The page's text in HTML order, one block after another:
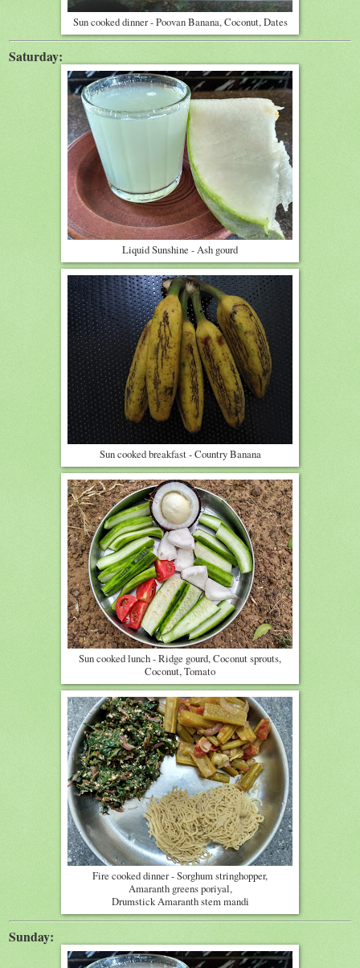
Sun cooked dinner - Poovan Banana, Coconut, Dates
Saturday:
Liquid Sunshine - Ash gourd
Sun cooked breakfast - Country Banana
Sun cooked lunch - Ridge gourd, Coconut sprouts,
Coconut, Tomato
Fire cooked dinner - Sorghum stringhopper,
Amaranth greens poriyal,
Drumstick Amaranth stem mandi
Sunday: